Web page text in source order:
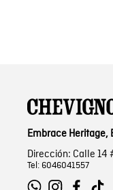
Embrace Heritage,
Dirección: Calle 14
Tel: 6046041557